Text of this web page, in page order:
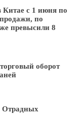
Китае с 1 июня по
по
превысили 8
оборот